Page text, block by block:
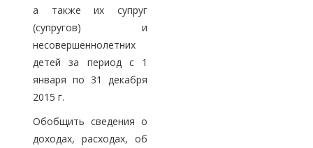
а также их супруг
(супругов) и
несовершеннолетних
детей за период с 1
января по 31 декабря
2015 г.
Обобщить сведения о
доходах, расходах, об